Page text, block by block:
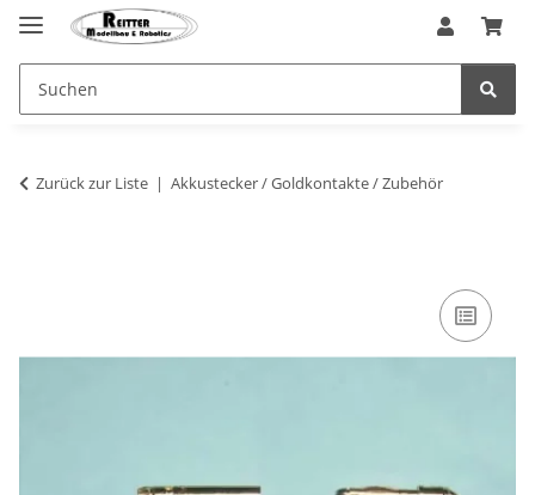
Zurück zur Liste Akkustecker / Goldkontakte / Zubehör